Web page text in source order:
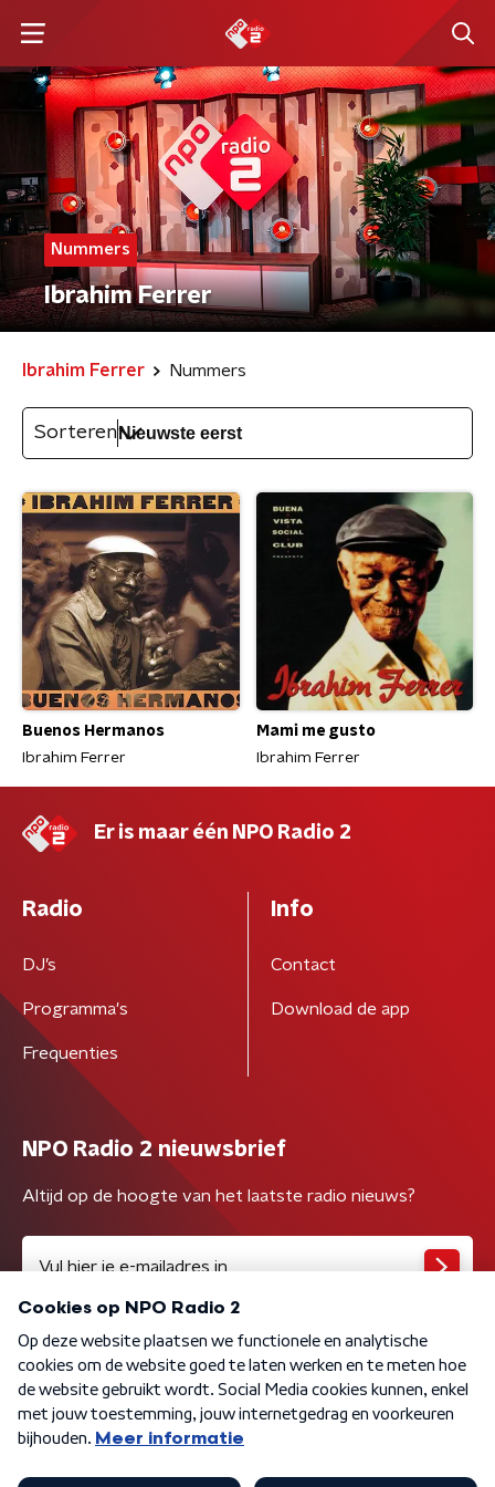
Nummers
Ibrahim Ferrer
Ibrahim Ferrer Nummers
Sorteren
Buenos Hermanos
Ibrahim Ferrer
Mami me gusto
Ibrahim Ferrer
Er is maar één NPO Radio 2
Radio
DJ’s
Programma's
Frequenties
Info
Contact
Download de app
NPO Radio 2 nieuwsbrief
Altijd op de hoogte van het laatste radio nieuws?
Algemene voorwaarden